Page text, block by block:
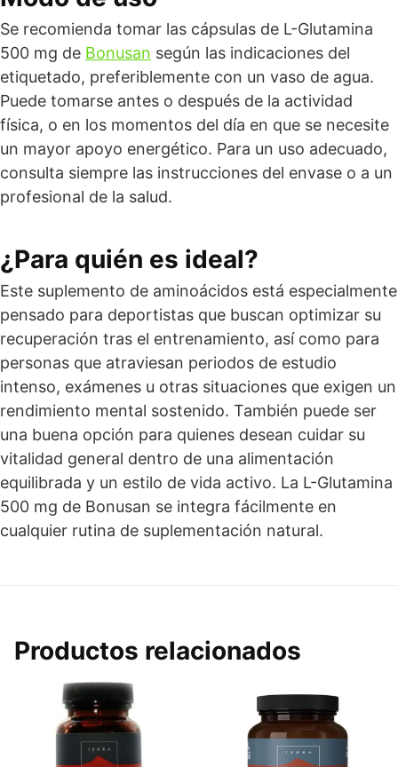
Se recomienda tomar las cápsulas de L-Glutamina
500 mg de Bonusan según las indicaciones del
etiquetado, preferiblemente con un vaso de agua.
Puede tomarse antes o después de la actividad
física, o en los momentos del día en que se necesite
un mayor apoyo energético. Para un uso adecuado,
consulta siempre las instrucciones del envase o a un
profesional de la salud.
¿Para quién es ideal?
Este suplemento de aminoácidos está especialmente
pensado para deportistas que buscan optimizar su
recuperación tras el entrenamiento, así como para
personas que atraviesan periodos de estudio
intenso, exámenes u otras situaciones que exigen un
rendimiento mental sostenido. También puede ser
una buena opción para quienes desean cuidar su
vitalidad general dentro de una alimentación
equilibrada y un estilo de vida activo. La L-Glutamina
500 mg de Bonusan se integra fácilmente en
cualquier rutina de suplementación natural.
Productos relacionados